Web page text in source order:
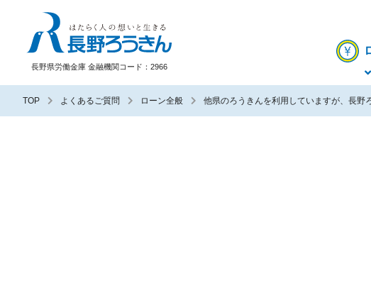
長野県労働金庫 金融機関コード：2966
TOP よくあるご質問 ローン全般 他県のろうきんを利用していますが、長野